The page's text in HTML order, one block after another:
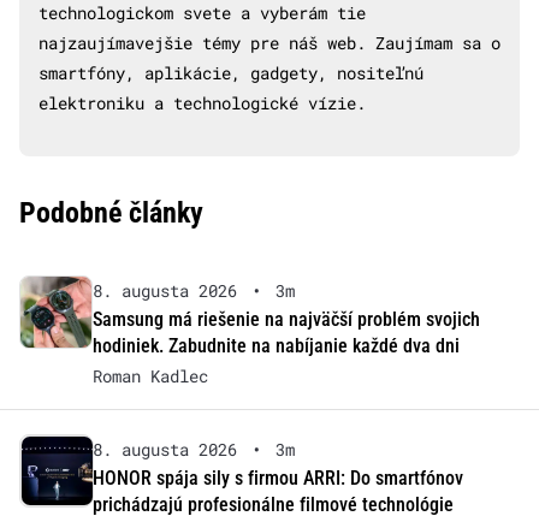
technologickom svete a vyberám tie
najzaujímavejšie témy pre náš web. Zaujímam sa o
smartfóny, aplikácie, gadgety, nositeľnú
elektroniku a technologické vízie.
Podobné články
8. augusta 2026 •
3m
Samsung má riešenie na najväčší problém svojich
hodiniek. Zabudnite na nabíjanie každé dva dni
Roman Kadlec
8. augusta 2026 •
3m
HONOR spája sily s firmou ARRI: Do smartfónov
prichádzajú profesionálne filmové technológie